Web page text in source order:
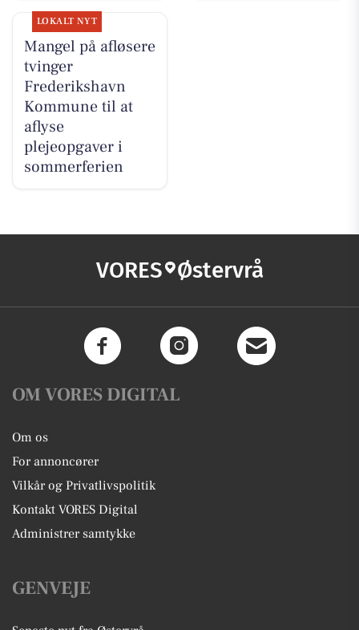
LOKALT NYT
Mangel på afløsere
tvinger
Frederikshavn
Kommune til at
aflyse
plejeopgaver i
sommerferien
VORES Østervrå
OM VORES DIGITAL
Om os
For annoncører
Vilkår og Privatlivspolitik
Kontakt VORES Digital
Administrer samtykke
GENVEJE